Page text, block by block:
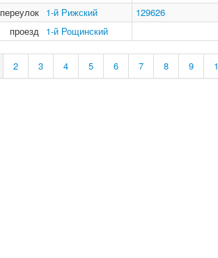
переулок 1-й Рижский
129626
проезд 1-й Рощинский
2 3 4 5 6 7 8 9